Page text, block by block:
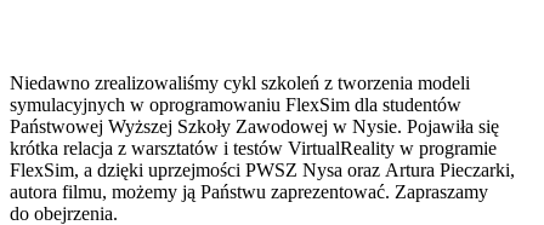
Niedawno zrealizowaliśmy cykl szkoleń z tworzenia modeli
symulacyjnych w oprogramowaniu FlexSim dla studentów
Państwowej Wyższej Szkoły Zawodowej w Nysie. Pojawiła się
krótka relacja z warsztatów i testów VirtualReality w programie
FlexSim, a dzięki uprzejmości PWSZ Nysa oraz Artura Pieczarki,
autora filmu, możemy ją Państwu zaprezentować. Zapraszamy
do obejrzenia.